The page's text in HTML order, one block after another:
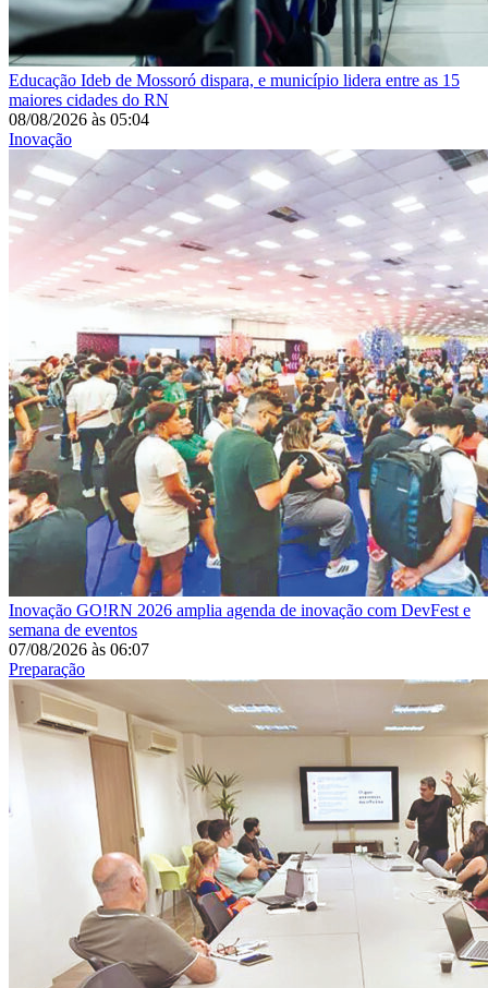
Educação Ideb de Mossoró dispara, e município lidera entre as 15
maiores cidades do RN
08/08/2026 às 05:04
Inovação
Inovação GO!RN 2026 amplia agenda de inovação com DevFest e
semana de eventos
07/08/2026 às 06:07
Preparação